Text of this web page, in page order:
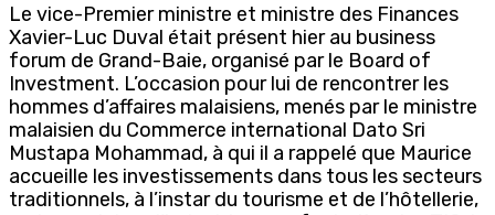
Le vice-Premier ministre et ministre des Finances
Xavier-Luc Duval était présent hier au business
forum de Grand-Baie, organisé par le Board of
Investment. L’occasion pour lui de rencontrer les
hommes d’affaires malaisiens, menés par le ministre
malaisien du Commerce international Dato Sri
Mustapa Mohammad, à qui il a rappelé que Maurice
accueille les investissements dans tous les secteurs
traditionnels, à l’instar du tourisme et de l’hôtellerie,